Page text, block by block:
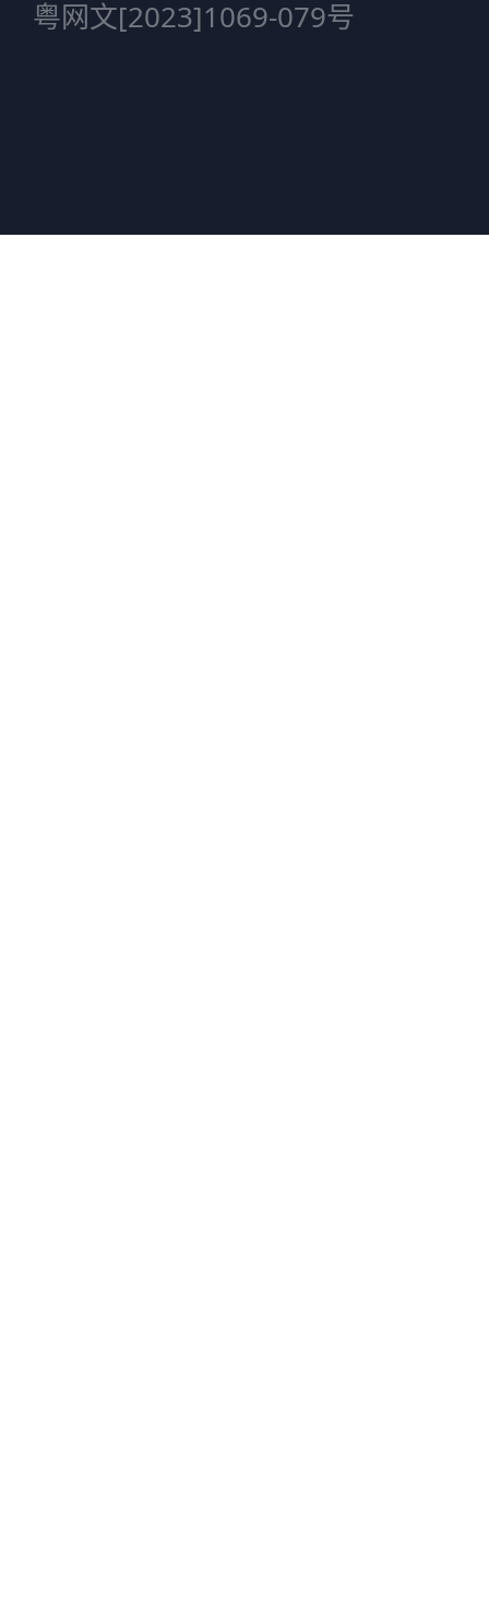
粤网文[2023]1069-079号